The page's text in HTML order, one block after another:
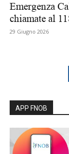
Emergenza
chiamate al
29 Giugno 2026
APP FNOB